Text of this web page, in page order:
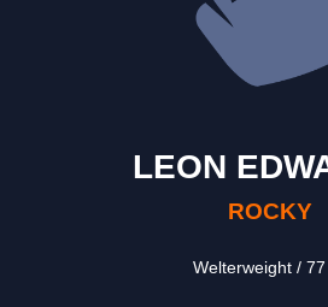
LEON
ROCKY
Welterweight